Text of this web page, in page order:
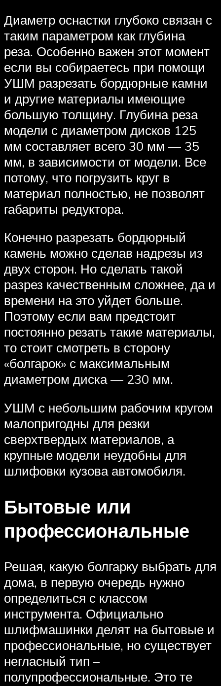
Диаметр оснастки глубоко связан с
таким параметром как глубина
реза. Особенно важен этот момент
если вы собираетесь при помощи
УШМ разрезать бордюрные камни
и другие материалы имеющие
большую толщину. Глубина реза
модели с диаметром дисков 125
мм составляет всего 30 мм — 35
мм, в зависимости от модели. Все
потому, что погрузить круг в
материал полностью, не позволят
габариты редуктора.
Конечно разрезать бордюрный
камень можно сделав надрезы из
двух сторон. Но сделать такой
разрез качественным сложнее, да и
времени на это уйдет больше.
Поэтому если вам предстоит
постоянно резать такие материалы,
то стоит смотреть в сторону
«болгарок» с максимальным
диаметром диска — 230 мм.
УШМ с небольшим рабочим кругом
малопригодны для резки
сверхтвердых материалов, а
крупные модели неудобны для
шлифовки кузова автомобиля.
Бытовые или
профессиональные
Решая, какую болгарку выбрать для
дома, в первую очередь нужно
определиться с классом
инструмента. Официально
шлифмашинки делят на бытовые и
профессиональные, но существует
негласный тип –
полупрофессиональные. Это те